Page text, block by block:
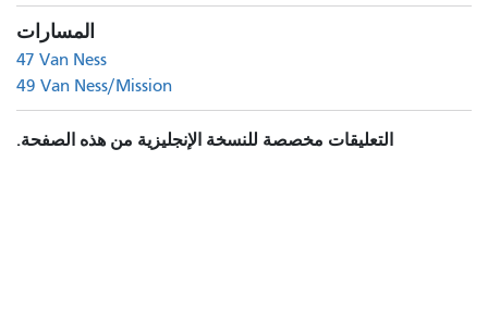
المسارات
47 Van Ness
49 Van Ness/Mission
التعليقات مخصصة للنسخة الإنجليزية من هذه الصفحة.